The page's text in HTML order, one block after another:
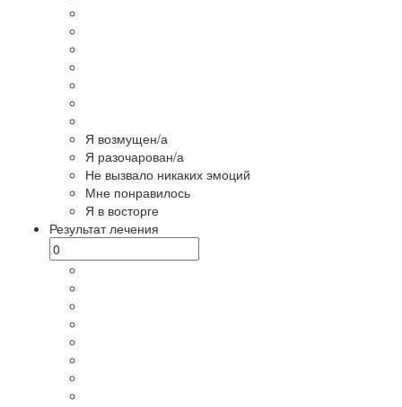
Я возмущен/а
Я разочарован/а
Не вызвало никаких эмоций
Мне понравилось
Я в восторге
Результат лечения